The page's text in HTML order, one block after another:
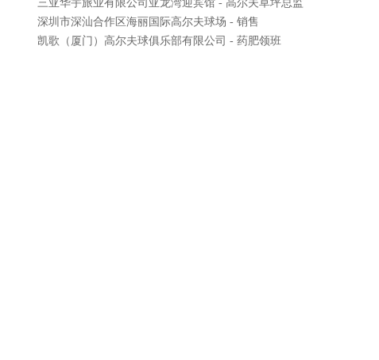
三亚华宇旅业有限公司亚龙湾迎宾馆 - 高尔夫草坪总监
深圳市深汕合作区海丽国际高尔夫球场 - 销售
凯歌（厦门）高尔夫球俱乐部有限公司 - 药肥领班